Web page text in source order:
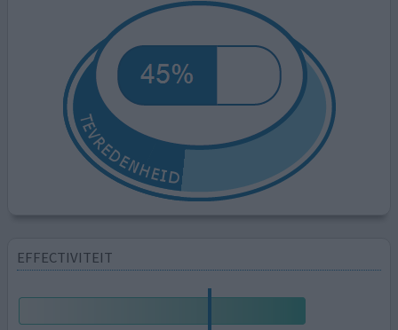
EFFECTIVITEIT